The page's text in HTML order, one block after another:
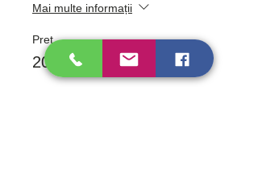
Mai multe informații
Preț
20,00 RON